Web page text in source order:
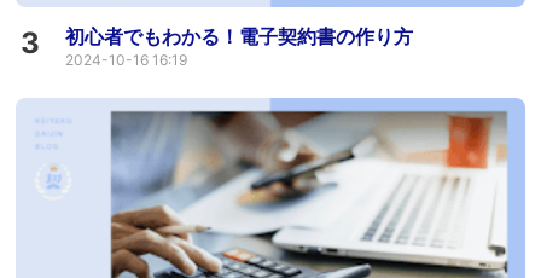
3 初心者でもわかる！電子契約書の作り方
2024-10-16 16:19